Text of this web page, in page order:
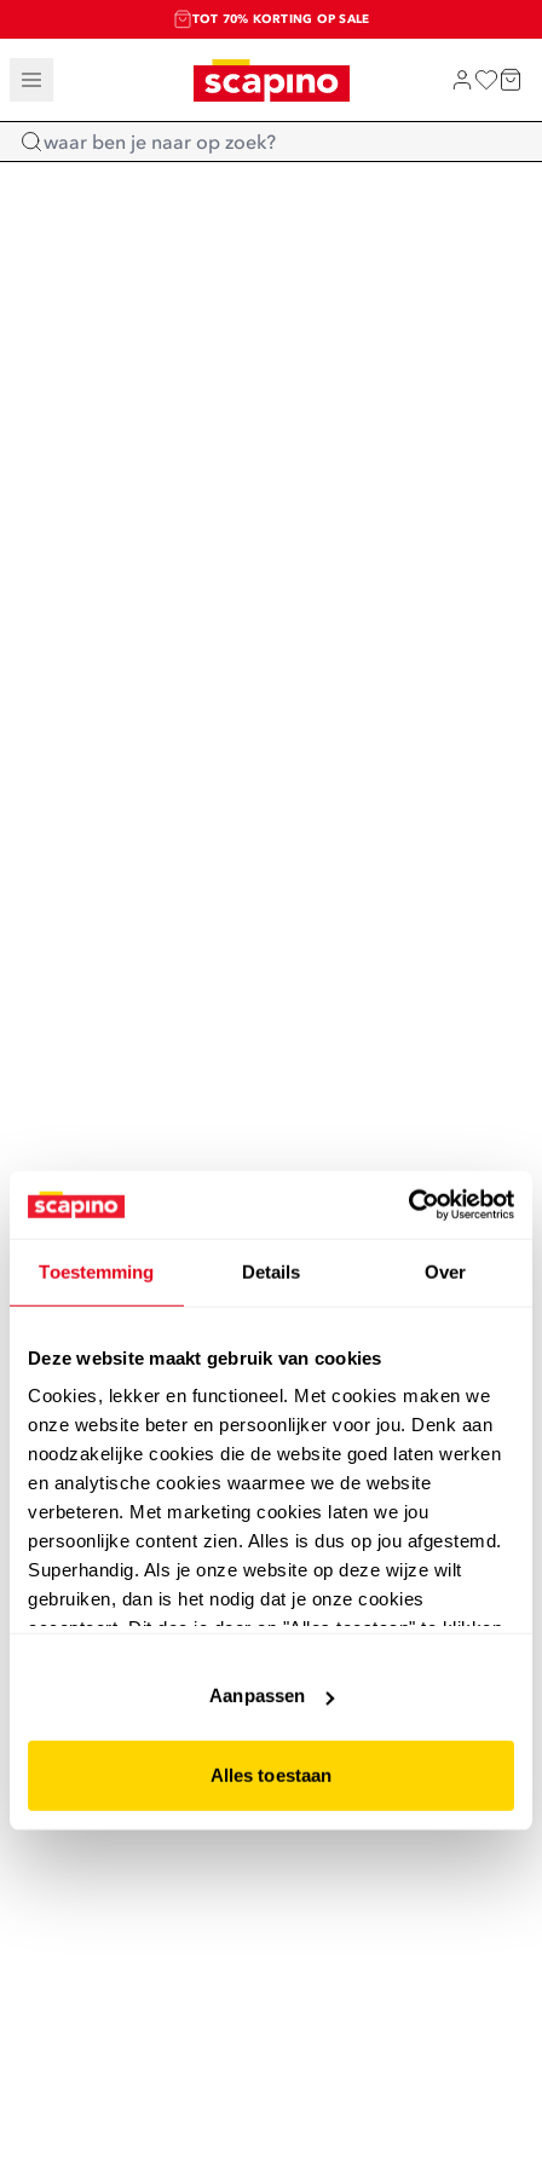
Toestemming Details Over
Deze website maakt gebruik van cookies
Cookies, lekker en functioneel. Met cookies maken we
onze website beter en persoonlijker voor jou. Denk aan
noodzakelijke cookies die de website goed laten werken
en analytische cookies waarmee we de website
verbeteren. Met marketing cookies laten we jou
persoonlijke content zien. Alles is dus op jou afgestemd.
Superhandig. Als je onze website op deze wijze wilt
gebruiken, dan is het nodig dat je onze cookies
accepteert. Dit doe je door op "Alles toestaan" te klikken.
website niet optimaal functioneert.
Aanpassen
Alles toestaan
TOT 70% KORTING OP SALE
SALE: LAATSTE KANS!
SHOP NIEUW
Home